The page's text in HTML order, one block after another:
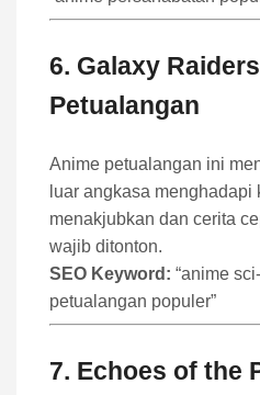
6. Galaxy Raiders
Petualangan
Anime petualangan ini
luar angkasa
menakjubkan dan cerita
wajib ditonton.
SEO Keyword: “anime
petualangan populer”
7. Echoes of the